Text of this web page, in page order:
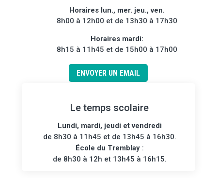
Horaires lun., mer. jeu., ven.
8h00 à 12h00 et de 13h30 à 17h30
Horaires mardi:
8h15 à 11h45 et de 15h00 à 17h00
ENVOYER UN EMAIL
Le temps scolaire
Lundi, mardi, jeudi et vendredi
de 8h30 à 11h45 et de 13h45 à 16h30.
École du Tremblay:
de 8h30 à 12h et 13h45 à 16h15.